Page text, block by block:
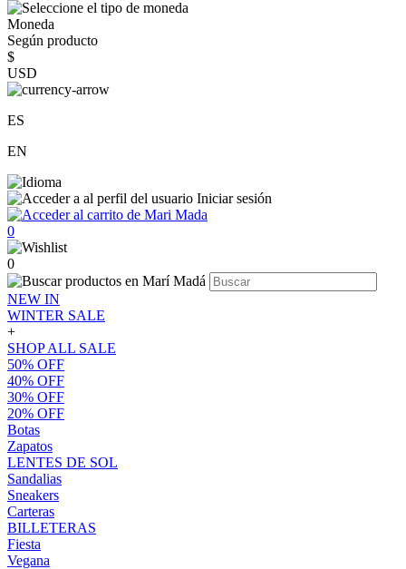
Moneda
Según producto
$
USD
ES
EN
Iniciar sesión
0
0
NEW IN
WINTER SALE
+
SHOP ALL SALE
50% OFF
40% OFF
30% OFF
20% OFF
Botas
Zapatos
LENTES DE SOL
Sandalias
Sneakers
Carteras
BILLETERAS
Fiesta
Vegana